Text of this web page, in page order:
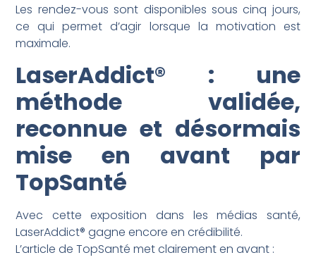
Les rendez-vous sont disponibles sous cinq jours,
ce qui permet d’agir lorsque la motivation est
maximale.
LaserAddict® : une
méthode validée,
reconnue et désormais
mise en avant par
TopSanté
Avec cette exposition dans les médias santé,
LaserAddict® gagne encore en crédibilité.
L’article de TopSanté met clairement en avant :